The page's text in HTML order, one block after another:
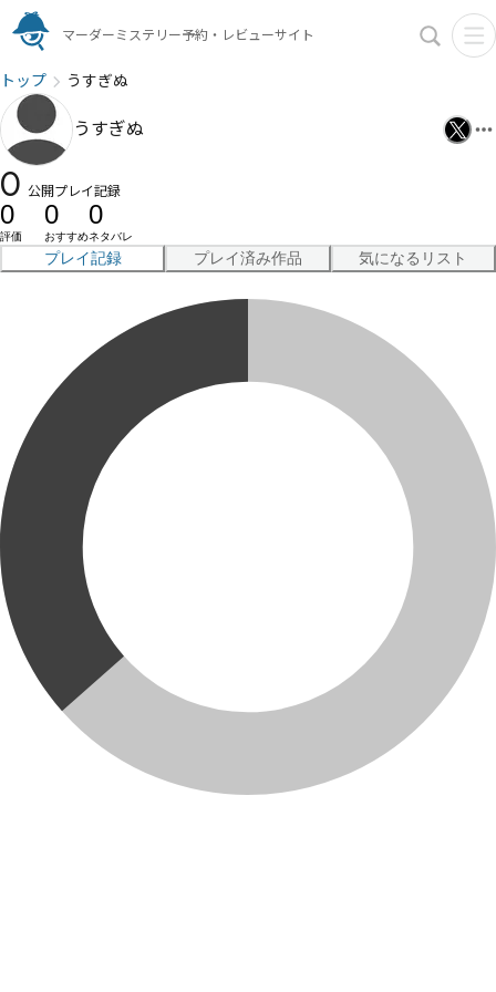
マーダーミステリー予約・レビューサイト
トップ うすぎぬ
うすぎぬ
0 公開プレイ記録
0
評価
0
おすすめ
0
ネタバレ
プレイ記録 プレイ済み作品 気になるリスト